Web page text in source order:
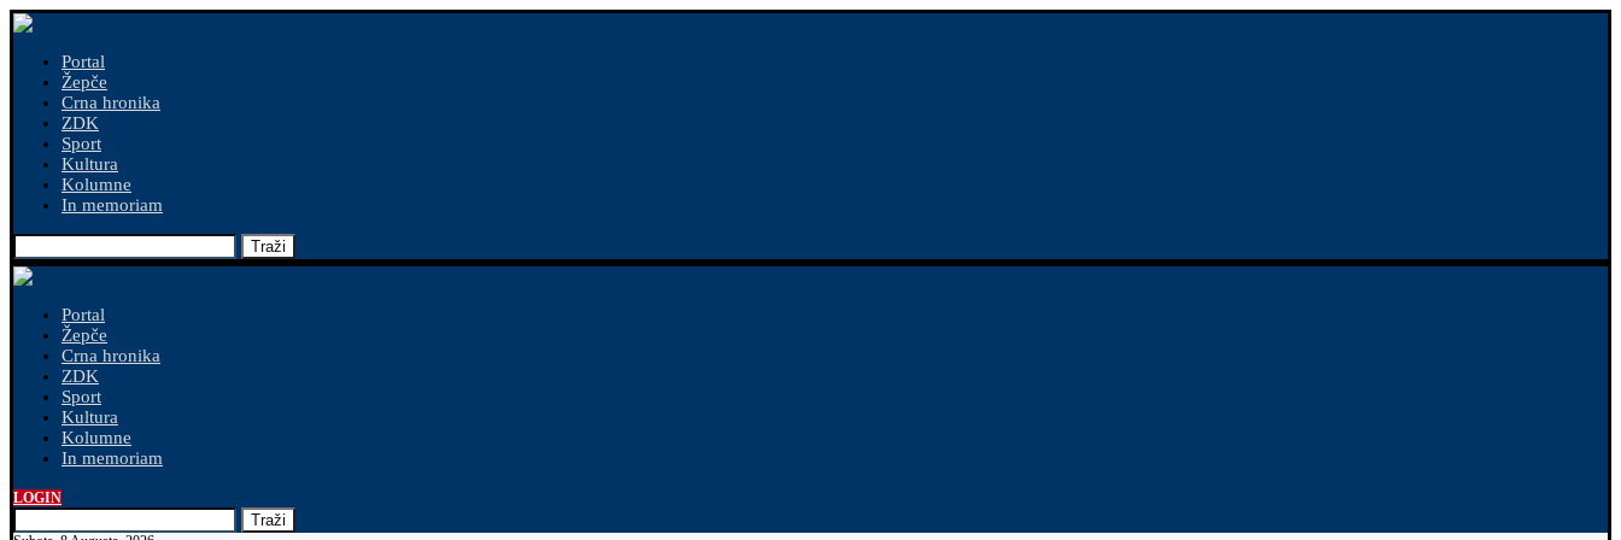
Portal
Žepče
Crna hronika
ZDK
Sport
Kultura
Kolumne
In memoriam
Traži
Portal
Žepče
Crna hronika
ZDK
Sport
Kultura
Kolumne
In memoriam
LOGIN
Traži